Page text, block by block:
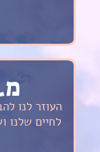
העוזר לנו
לחיים שלנו